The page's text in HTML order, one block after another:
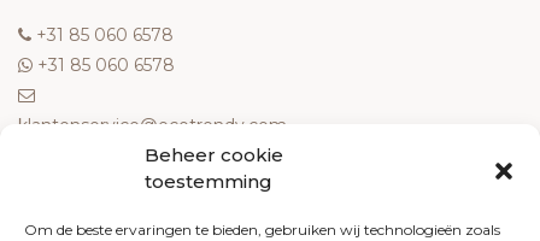
Beheer cookie
toestemming
Om de beste ervaringen te bieden, gebruiken wij technologieën zoals
‎+31 85 060 6578
‎+31 85 060 6578
klantenservice@ecotrendy.com
Meest gestelde vragen